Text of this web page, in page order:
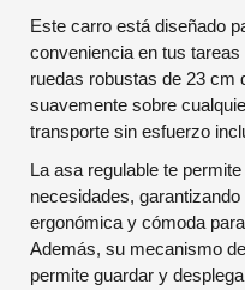
Este carro está diseñado
conveniencia en tus
ruedas robustas de 23 cm
suavemente sobre
transporte sin esfuerzo
La asa regulable te
necesidades,
ergonómica y cómoda
Además, su mecanismo
permite guardar y